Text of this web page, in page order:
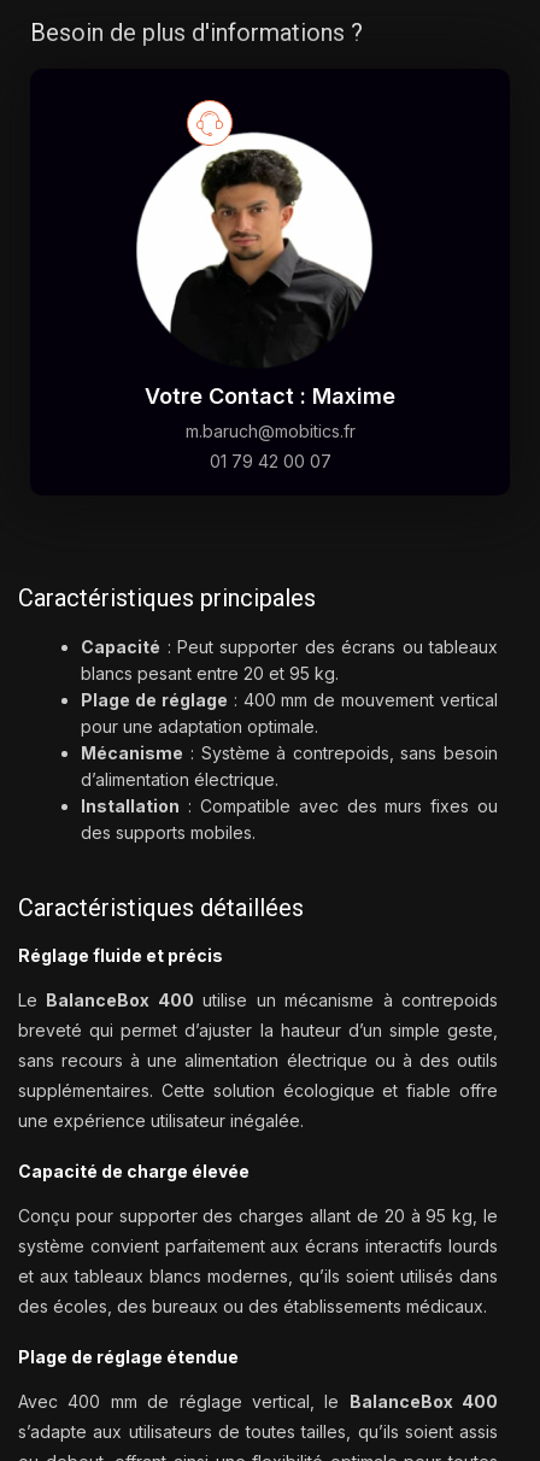
Besoin de plus d'informations ?
Votre Contact : Maxime
m.baruch@mobitics.fr
01 79 42 00 07
Caractéristiques principales
Capacité : Peut supporter des écrans ou tableaux
blancs pesant entre 20 et 95 kg.
Plage de réglage : 400 mm de mouvement vertical
pour une adaptation optimale.
Mécanisme : Système à contrepoids, sans besoin
d’alimentation électrique.
Installation : Compatible avec des murs fixes ou
des supports mobiles.
Caractéristiques détaillées
Réglage fluide et précis
Le BalanceBox 400 utilise un mécanisme à contrepoids
breveté qui permet d’ajuster la hauteur d’un simple geste,
sans recours à une alimentation électrique ou à des outils
supplémentaires. Cette solution écologique et fiable offre
une expérience utilisateur inégalée.
Capacité de charge élevée
Conçu pour supporter des charges allant de 20 à 95 kg, le
système convient parfaitement aux écrans interactifs lourds
et aux tableaux blancs modernes, qu’ils soient utilisés dans
des écoles, des bureaux ou des établissements médicaux.
Plage de réglage étendue
Avec 400 mm de réglage vertical, le BalanceBox 400
s’adapte aux utilisateurs de toutes tailles, qu’ils soient assis